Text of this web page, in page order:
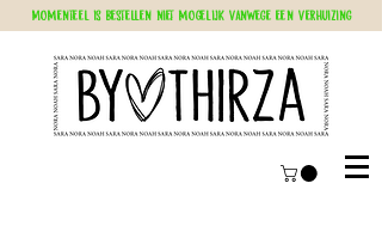
Momenteel is bestellen niet mogelijk vanwege een verhuizing